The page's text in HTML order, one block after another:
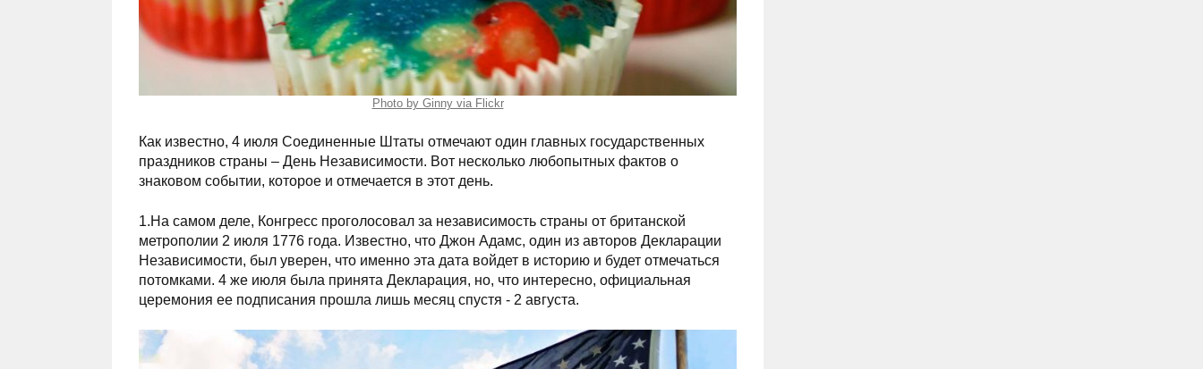
Photo by Ginny via Flickr
Как известно, 4 июля Соединенные Штаты отмечают один главных государственных
праздников страны – День Независимости. Вот несколько любопытных фактов о
знаковом событии, которое и отмечается в этот день.
1.На самом деле, Конгресс проголосовал за независимость страны от британской
метрополии 2 июля 1776 года. Известно, что Джон Адамс, один из авторов Декларации
Независимости, был уверен, что именно эта дата войдет в историю и будет отмечаться
потомками. 4 же июля была принята Декларация, но, что интересно, официальная
церемония ее подписания прошла лишь месяц спустя - 2 августа.